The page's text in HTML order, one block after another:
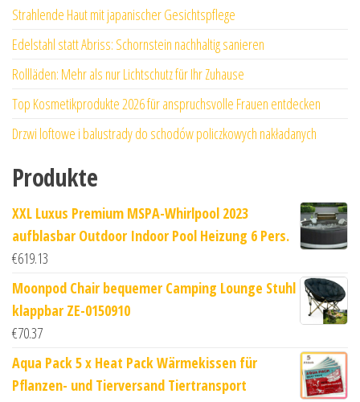
Strahlende Haut mit japanischer Gesichtspflege
Edelstahl statt Abriss: Schornstein nachhaltig sanieren
Rollläden: Mehr als nur Lichtschutz für Ihr Zuhause
Top Kosmetikprodukte 2026 für anspruchsvolle Frauen entdecken
Drzwi loftowe i balustrady do schodów policzkowych nakładanych
Produkte
XXL Luxus Premium MSPA-Whirlpool 2023
aufblasbar Outdoor Indoor Pool Heizung 6 Pers.
€619.13
Moonpod Chair bequemer Camping Lounge Stuhl
klappbar ZE-0150910
€70.37
Aqua Pack 5 x Heat Pack Wärmekissen für
Pflanzen- und Tierversand Tiertransport